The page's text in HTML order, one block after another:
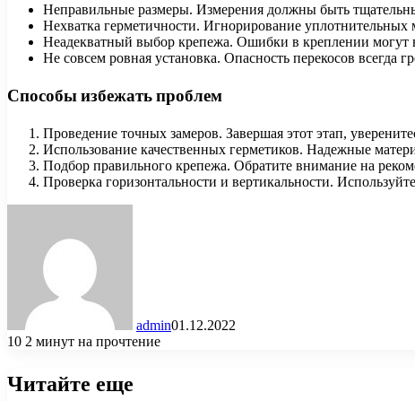
Неправильные размеры. Измерения должны быть
Нехватка герметичности. Игнорирование уплотнительных
Неадекватный выбор крепежа. Ошибки в креплении
Не совсем ровная установка. Опасность перекосов всегда
Способы избежать проблем
Проведение точных замеров. Завершая этот этап,
Использование качественных герметиков. Надежные
Подбор правильного крепежа. Обратите внимание на
Проверка горизонтальности и вертикальности.
admin01.12.2022
10 2 минут на прочтение
Читайте еще